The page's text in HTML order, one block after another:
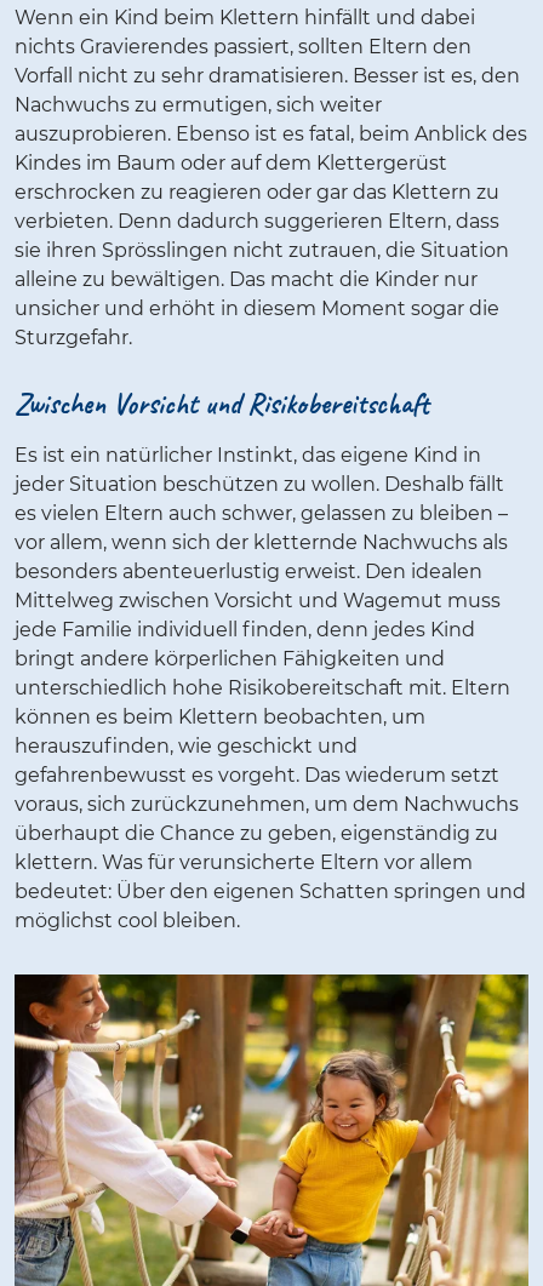
Wenn ein Kind beim Klettern hinfällt und dabei
nichts Gravierendes passiert, sollten Eltern den
Vorfall nicht zu sehr dramatisieren. Besser ist es, den
Nachwuchs zu ermutigen, sich weiter
auszuprobieren. Ebenso ist es fatal, beim Anblick des
Kindes im Baum oder auf dem Klettergerüst
erschrocken zu reagieren oder gar das Klettern zu
verbieten. Denn dadurch suggerieren Eltern, dass
sie ihren Sprösslingen nicht zutrauen, die Situation
alleine zu bewältigen. Das macht die Kinder nur
unsicher und erhöht in diesem Moment sogar die
Sturzgefahr.
Zwischen Vorsicht und Risikobereitschaft
Es ist ein natürlicher Instinkt, das eigene Kind in
jeder Situation beschützen zu wollen. Deshalb fällt
es vielen Eltern auch schwer, gelassen zu bleiben –
vor allem, wenn sich der kletternde Nachwuchs als
besonders abenteuerlustig erweist. Den idealen
Mittelweg zwischen Vorsicht und Wagemut muss
jede Familie individuell finden, denn jedes Kind
bringt andere körperlichen Fähigkeiten und
unterschiedlich hohe Risikobereitschaft mit. Eltern
können es beim Klettern beobachten, um
herauszufinden, wie geschickt und
gefahrenbewusst es vorgeht. Das wiederum setzt
voraus, sich zurückzunehmen, um dem Nachwuchs
überhaupt die Chance zu geben, eigenständig zu
klettern. Was für verunsicherte Eltern vor allem
bedeutet: Über den eigenen Schatten springen und
möglichst cool bleiben.